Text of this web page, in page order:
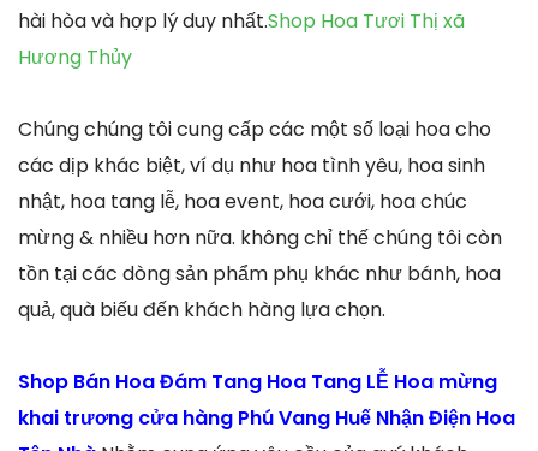
hài hòa và hợp lý duy nhất.Shop Hoa Tươi Thị xã
Hương Thủy
Chúng chúng tôi cung cấp các một số loại hoa cho
các dịp khác biệt, ví dụ như hoa tình yêu, hoa sinh
nhật, hoa tang lễ, hoa event, hoa cưới, hoa chúc
mừng & nhiều hơn nữa. không chỉ thế chúng tôi còn
tồn tại các dòng sản phẩm phụ khác như bánh, hoa
quả, quà biếu đến khách hàng lựa chọn.
Shop Bán Hoa Đám Tang Hoa Tang LỄ Hoa mừng
khai trương cửa hàng Phú Vang Huế Nhận Điện Hoa